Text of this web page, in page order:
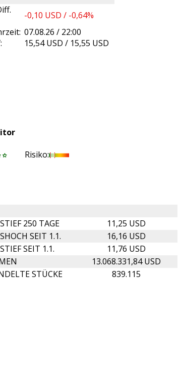
-0,10 USD / -0,64%
07.08.26 / 22:00
15,54 USD / 15,55 USD
Risiko:
250 TAGE
11,25 USD
SEIT 1.1.
16,16 USD
SEIT 1.1.
11,76 USD
13.068.331,84 USD
STÜCKE 839.115